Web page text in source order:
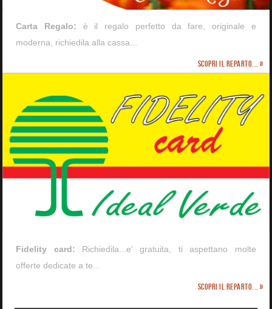
Carta Regalo: è il regalo perfetto da fare, originale e
moderna, richiedila alla cassa...
Scopri il reparto... »
Fidelity card: Richiedila...e' gratuita, ti aspettano molte
offerte dedicate a te...
Scopri il reparto... »